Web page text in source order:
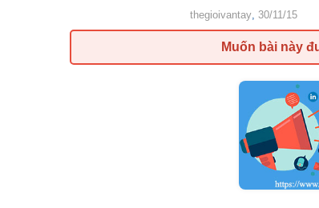
thegioivantay, 30/11/15
Muốn bài này